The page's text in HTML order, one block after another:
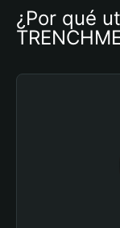
¿Por qué